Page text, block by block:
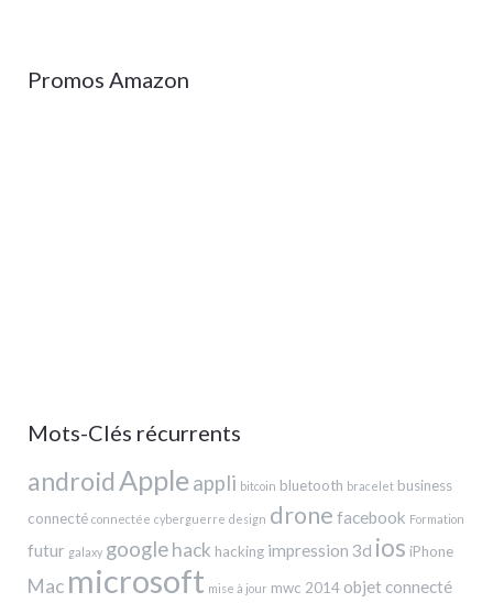
Promos Amazon
Mots-Clés récurrents
android Appleappli bitcoin bluetooth bracelet business
connecté connectée cyberguerre design drone facebook Formation
futur galaxy googlehack hacking impression 3d ios iPhone
Mac microsoft mise à jour mwc 2014 objet connecté